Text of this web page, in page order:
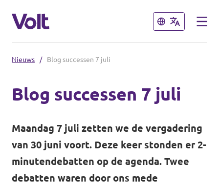
Sluiten
Volt Nederland
Volt Amsterdam
Volt Haarlem
Sluiten
Over Volt
Mensen
Nieuws / Blog successen 7 juli
Blog successen 7 juli
Maandag 7 juli zetten we de vergadering
van 30 juni voort. Deze keer stonden er 2-
minutendebatten op de agenda. Twee
debatten waren door ons mede